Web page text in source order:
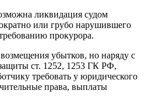
ликвидация судом
или грубо нарушившего
прокурора.
убытков, но наряду с
ст. 1252, 1253 ГК РФ,
требовать у юридического
права, выплаты